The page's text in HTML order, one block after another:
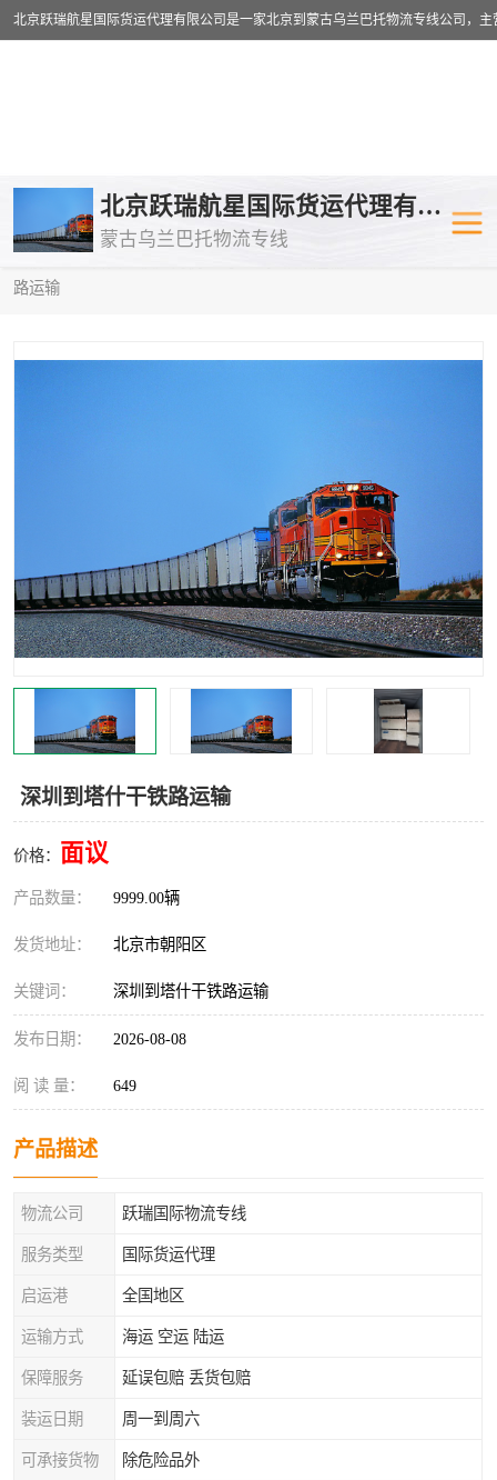
北京跃瑞航星国际货运代理有限公司
蒙古乌兰巴托物流专线
路运输
深圳到塔什干铁路运输
价格： 面议
产品数量： 9999.00辆
发货地址： 北京市朝阳区
关键词： 深圳到塔什干铁路运输
发布日期： 2026-08-08
阅 读 量： 649
产品描述
物流公司 跃瑞国际物流专线
服务类型 国际货运代理
启运港 全国地区
运输方式 海运 空运 陆运
保障服务 延误包赔 丢货包赔
装运日期 周一到周六
可承接货物 除危险品外
乌兰巴托物流专线 乌兰巴托铁
乌兰巴托公路运输
中欧班列
蒙古乌兰巴托双清包税 蒙古乌兰巴